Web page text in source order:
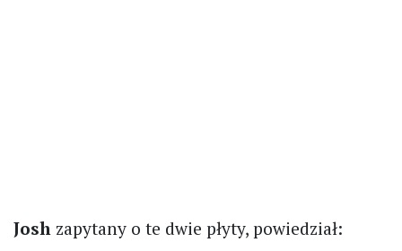
Josh zapytany o te dwie płyty, powiedział: